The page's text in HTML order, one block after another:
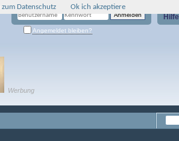
Hilfe
Angemeldet bleiben?
Werbung
Datenschutz Ok ich akzeptiere